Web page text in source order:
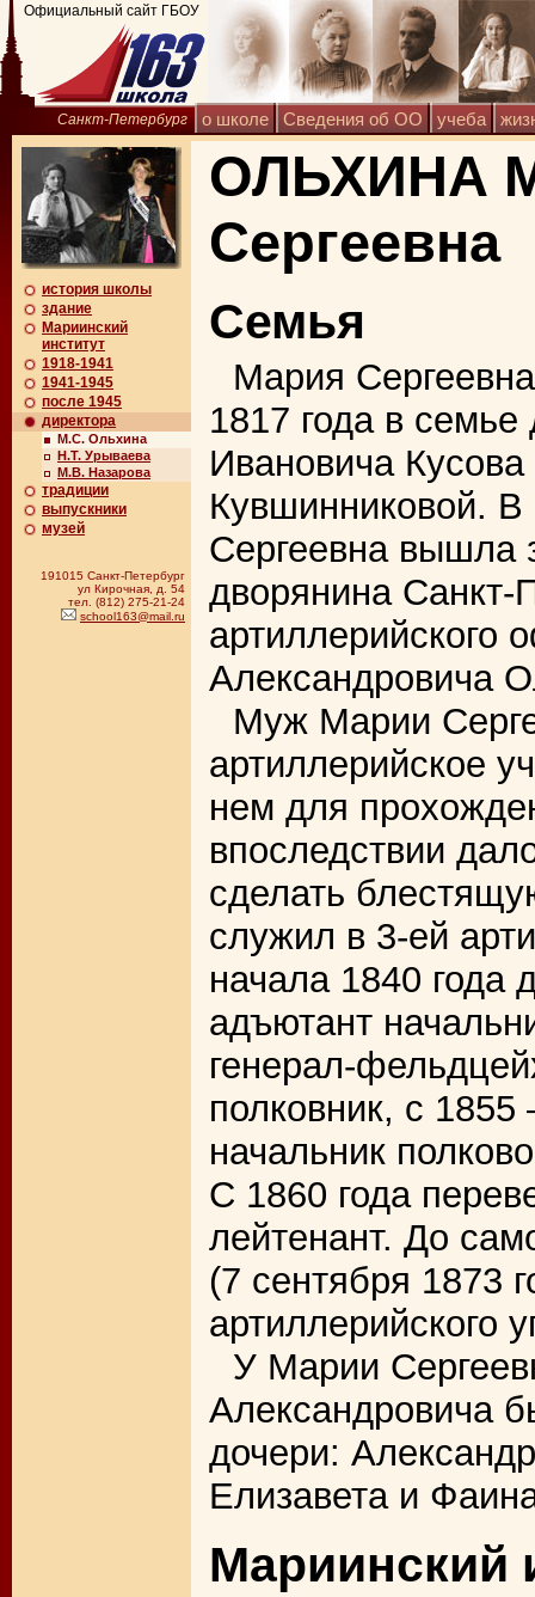
Официальный сайт ГБОУ
Санкт-Петербург о школе Сведения об ОО учеба
история школы
здание
Мариинский
институт
1918-1941
1941-1945
после 1945
директора
М.С. Ольхина
Н.Т. Урываева
М.В. Назарова
традиции
выпускники
музей
191015 Санкт-Петербург
ул Кирочная, д. 54
тел. (812) 275-21-24
school163@mail.ru
ОЛЬХИНА
Сергеевна
Семья
Мария
1817 года в
Ивановича
Кувшинниковой. В
Сергеевна вышла
дворянина Санкт-
артиллерийского
Александровича
Муж Марии
артиллерийское
нем для
впоследствии
сделать
служил в 3-ей
начала 1840 года
адъютант
генерал-
полковник, с
начальник
С 1860 года
лейтенант. До
(7 сентября 1873
артиллерийского
У Марии
Александровича
дочери:
Елизавета и
Мариинский